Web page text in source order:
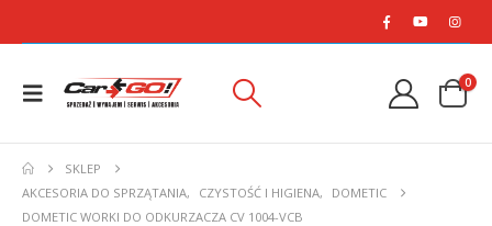
0
SKLEP
AKCESORIA DO SPRZĄTANIA, CZYSTOŚĆ I HIGIENA,
DOMETIC
DOMETIC WORKI DO ODKURZACZA CV 1004-VCB